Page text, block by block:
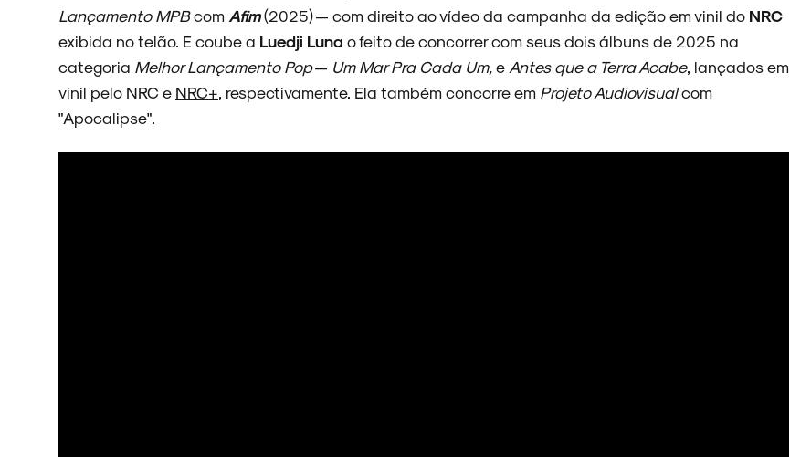
NOIZE RECORD CLUB
Lançamento MPBcom Afim(2025) — com direito ao vídeo da campanha da edição em vinil do NRC
exibida no telão. E coube a Luedji Luna o feito de concorrer com seus dois álbuns de 2025 na
categoria Melhor Lançamento Pop— Um Mar Pra Cada Um, e Antes que a TerraAcabe, lançados em
vinil pelo NRC e NRC+ , respectivamente. Ela também concorre em Projeto Audiovisualcom
"Apocalipse".